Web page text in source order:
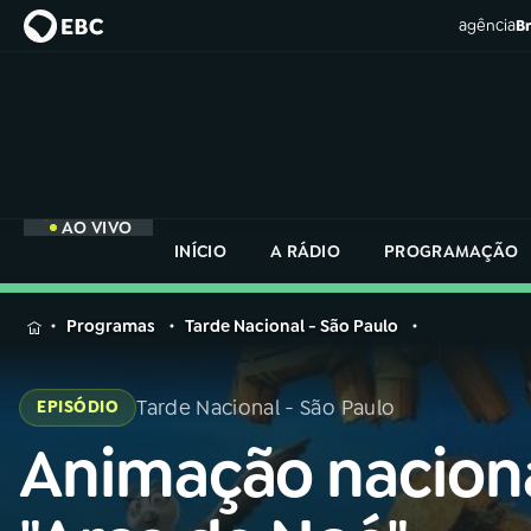
agência
AO VIVO
INÍCIO
A RÁDIO PROGRAMAÇÃO
MENU
Buscar
na
Rádio
Buscar
AO VIVO
na
Rádio
Nacional
Programas Tarde Nacional - São Paulo
EPISÓDIO Tarde Nacional - São Paulo
Animação